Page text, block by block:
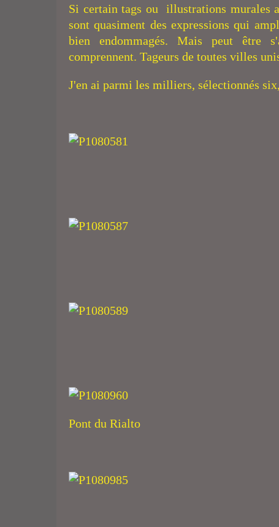
Si certain tags ou illustrations murales
sont quasiment des expressions qui
bien endommagés. Mais peut être
comprennent. Tageurs de toutes villes
J'en ai parmi les milliers, sélectionnés
Pont du Rialto